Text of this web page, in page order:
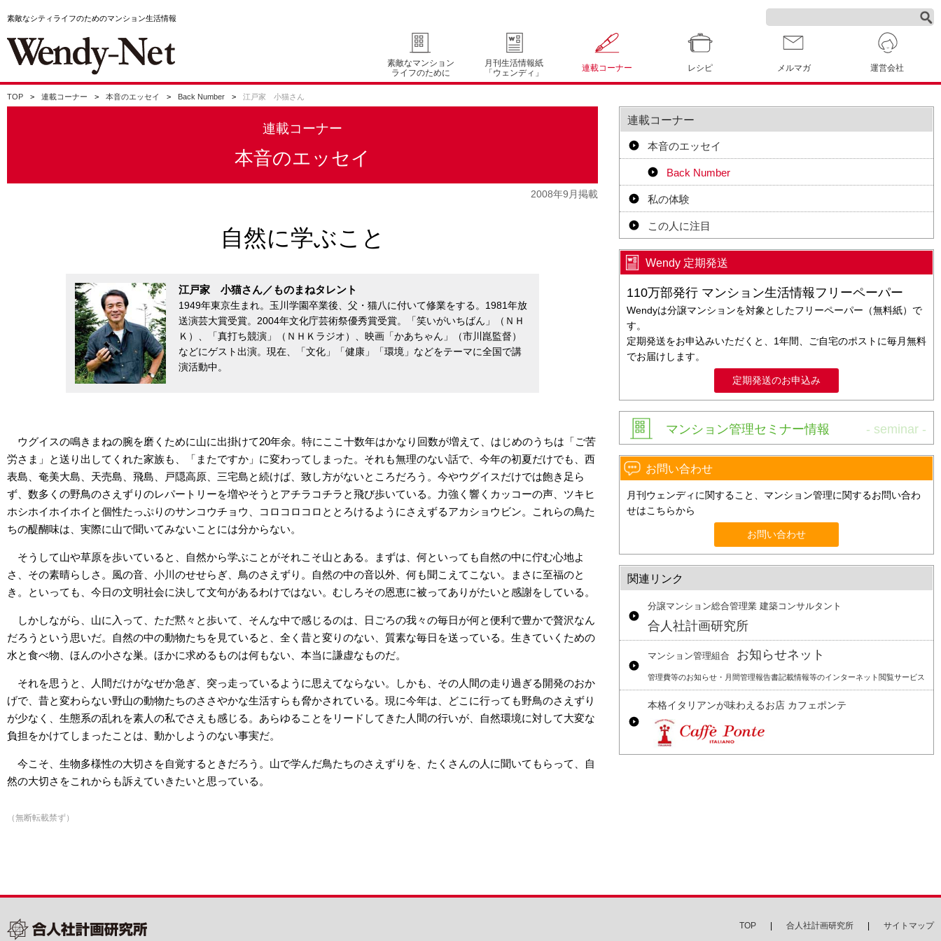
素敵なシティライフのためのマンション生活情報
素敵なマンション
ライフのために
月刊生活情報紙
「ウェンディ」
連載コーナー レシピ メルマガ 運営会社
TOP 連載コーナー 本音のエッセイ Back Number 江戸家 小猫さん
連載コーナー
本音のエッセイ
2008年9月掲載
自然に学ぶこと
江戸家 小猫さん／ものまねタレント
1949年東京生まれ。玉川学園卒業後、父・猫八に付いて修業をする。1981年放
送演芸大賞受賞。2004年文化庁芸術祭優秀賞受賞。「笑いがいちばん」（ＮＨ
Ｋ）、「真打ち競演」（ＮＨＫラジオ）、映画「かあちゃん」（市川崑監督）
などにゲスト出演。現在、「文化」「健康」「環境」などをテーマに全国で講
演活動中。
ウグイスの鳴きまねの腕を磨くために山に出掛けて20年余。特にここ十数年はかなり回数が増えて、はじめのうちは「ご苦
労さま」と送り出してくれた家族も、「またですか」に変わってしまった。それも無理のない話で、今年の初夏だけでも、西
表島、奄美大島、天売島、飛島、戸隠高原、三宅島と続けば、致し方がないところだろう。今やウグイスだけでは飽き足ら
ず、数多くの野鳥のさえずりのレパートリーを増やそうとアチラコチラと飛び歩いている。力強く響くカッコーの声、ツキヒ
ホシホイホイホイと個性たっぷりのサンコウチョウ、コロコロコロととろけるようにさえずるアカショウビン。これらの鳥た
ちの醍醐味は、実際に山で聞いてみないことには分からない。
そうして山や草原を歩いていると、自然から学ぶことがそれこそ山とある。まずは、何といっても自然の中に佇む心地よ
さ、その素晴らしさ。風の音、小川のせせらぎ、鳥のさえずり。自然の中の音以外、何も聞こえてこない。まさに至福のと
き。といっても、今日の文明社会に決して文句があるわけではない。むしろその恩恵に被ってありがたいと感謝をしている。
しかしながら、山に入って、ただ黙々と歩いて、そんな中で感じるのは、日ごろの我々の毎日が何と便利で豊かで贅沢なん
だろうという思いだ。自然の中の動物たちを見ていると、全く昔と変りのない、質素な毎日を送っている。生きていくための
水と食べ物、ほんの小さな巣。ほかに求めるものは何もない、本当に謙虚なものだ。
それを思うと、人間だけがなぜか急ぎ、突っ走っているように思えてならない。しかも、その人間の走り過ぎる開発のおか
げで、昔と変わらない野山の動物たちのささやかな生活すらも脅かされている。現に今年は、どこに行っても野鳥のさえずり
が少なく、生態系の乱れを素人の私でさえも感じる。あらゆることをリードしてきた人間の行いが、自然環境に対して大変な
負担をかけてしまったことは、動かしようのない事実だ。
今こそ、生物多様性の大切さを自覚するときだろう。山で学んだ鳥たちのさえずりを、たくさんの人に聞いてもらって、自
然の大切さをこれからも訴えていきたいと思っている。
（無断転載禁ず）
連載コーナー
本音のエッセイ
Back Number
私の体験
この人に注目
Wendy 定期発送
110万部発行 マンション生活情報フリーペーパー
Wendyは分譲マンションを対象としたフリーペーパー（無料紙）で
す。
定期発送をお申込みいただくと、1年間、ご自宅のポストに毎月無料
でお届けします。
定期発送のお申込み
マンション管理セミナー情報
お問い合わせ
月刊ウェンディに関すること、マンション管理に関するお問い合わ
せはこちらから
お問い合わせ
関連リンク
分譲マンション総合管理業 建築コンサルタント
合人社計画研究所
マンション管理組合 お知らせネット
管理費等のお知らせ・月間管理報告書記載情報等のインターネット閲覧サービス
本格イタリアンが味わえるお店 カフェポンテ
TOP 合人社計画研究所 サイトマップ